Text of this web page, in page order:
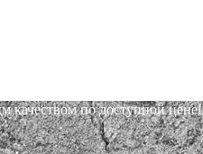
качеством по доступной цене!